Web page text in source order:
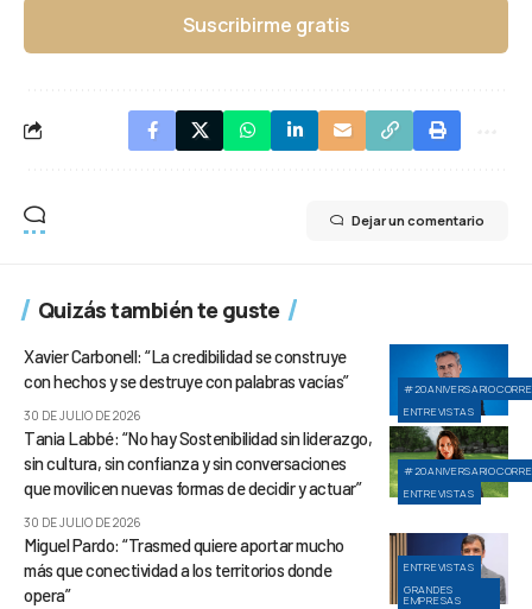
Suscribirme gratis
Dejar un comentario
Quizás también te guste
ENTREVISTAS
Xavier Carbonell: “La credibilidad se construye
con hechos y se destruye con palabras vacías”
30 DE JULIO DE 2026
ENTREVISTAS
Tania Labbé: “No hay Sostenibilidad sin liderazgo,
sin cultura, sin confianza y sin conversaciones
que movilicen nuevas formas de decidir y actuar”
30 DE JULIO DE 2026
ENTREVISTAS
GRANDES
EMPRESAS
Miguel Pardo: “Trasmed quiere aportar mucho
más que conectividad a los territorios donde
opera”